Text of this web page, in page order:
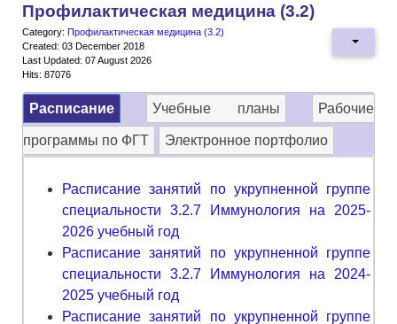
Профилактическая медицина (3.2)
Category: Профилактическая медицина (3.2)
Created: 03 December 2018
Last Updated: 07 August 2026
Hits: 87076
Расписание Учебные планы Рабочие
программы по ФГТ Электронное портфолио
Расписание занятий по укрупненной группе
специальности 3.2.7 Иммунология на 2025-
2026 учебный год
Расписание занятий по укрупненной группе
специальности 3.2.7 Иммунология на 2024-
2025 учебный год
Расписание занятий по укрупненной группе